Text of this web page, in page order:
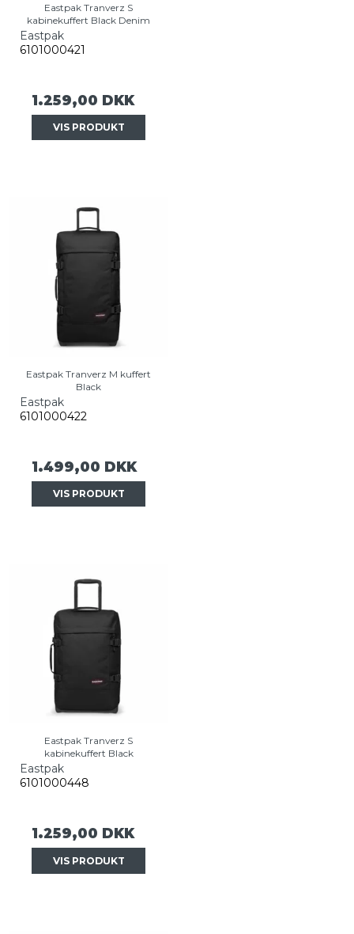
Eastpak Tranverz S
kabinekuffert Black Denim
Eastpak
6101000421
1.259,00 DKK
VIS PRODUKT
Eastpak Tranverz M kuffert
Black
Eastpak
6101000422
1.499,00 DKK
VIS PRODUKT
Eastpak Tranverz S
kabinekuffert Black
Eastpak
6101000448
1.259,00 DKK
VIS PRODUKT